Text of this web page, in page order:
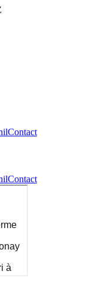
Contact
Contact